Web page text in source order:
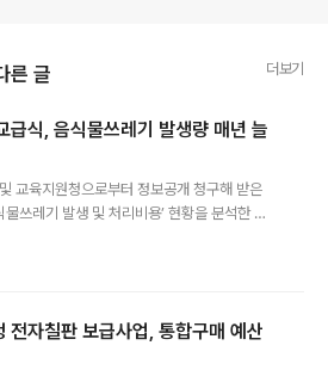
른 글 더보기
식, 음식물쓰레기 발생량 매년 늘
교육지원청으로부터 정보공개 청구해 받은
레기 발생 및 처리비용’ 현황을 분석한 바
평균 음식물쓰레기 발생량은 18.13㎏이었
달하고 있다.(별첨1 참고) ○ 광주시교육청
10% 줄이겠다는 목표 아래 다양한 정책을
자칠판 보급사업, 통합구매 예산